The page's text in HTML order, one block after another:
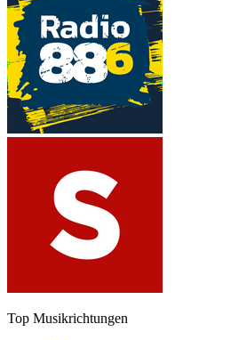
Top Musikrichtungen